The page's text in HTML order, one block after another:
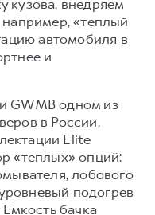
кузова, внедряем
«теплый
автомобиля в
и
GWMВ одном из
в России,
Elite
«теплых» опций:
лобового
подогрев
бачка